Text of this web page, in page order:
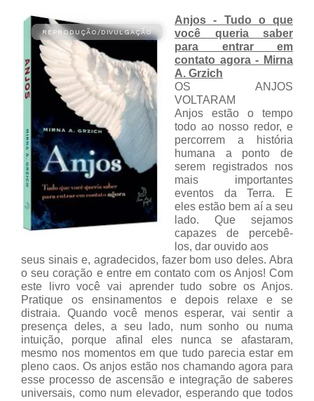
Anjos - Tudo o que
você queria saber
para entrar em
contato agora - Mirna
A. Grzich
OS ANJOS
VOLTARAM
Anjos estão o tempo
todo ao nosso redor, e
percorrem a história
humana a ponto de
serem registrados nos
mais importantes
eventos da Terra. E
eles estão bem aí a seu
lado. Que sejamos
capazes de percebê-
los, dar ouvido aos
seus sinais e, agradecidos, fazer bom uso deles. Abra
o seu coração e entre em contato com os Anjos! Com
este livro você vai aprender tudo sobre os Anjos.
Pratique os ensinamentos e depois relaxe e se
distraia. Quando você menos esperar, vai sentir a
presença deles, a seu lado, num sonho ou numa
intuição, porque afinal eles nunca se afastaram,
mesmo nos momentos em que tudo parecia estar em
pleno caos. Os anjos estão nos chamando agora para
esse processo de ascensão e integração de saberes
universais, como num elevador, esperando que todos